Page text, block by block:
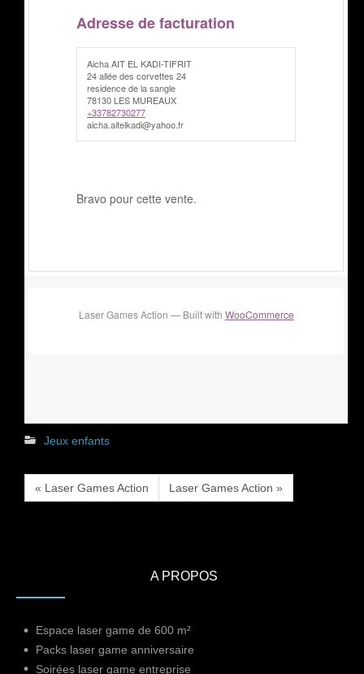
Adresse de facturation
Aicha AIT EL KADI-TIFRIT
24 allée des corvettes 24
residence de la sangle
78130 LES MUREAUX
+33782730277
aicha.aitelkadi@yahoo.fr
Bravo pour cette vente.
Laser Games Action — Built with WooCommerce
Jeux enfants
« Laser Games Action Laser Games Action »
A PROPOS
Espace laser game de 600 m²
Packs laser game anniversaire
Soirées laser game entreprise